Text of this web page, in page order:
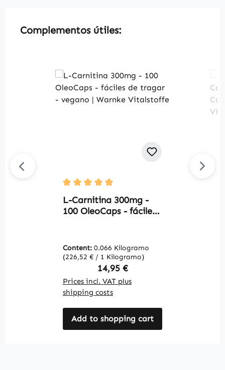
Skip product gallery
Complementos útiles:
Average rating of 5 out of 5 stars
L-Carnitina 300mg -
100 OleoCaps - fáciles
Content: 0.066 Kilogramo
(226,52 € / 1 Kilogramo)
Regular price:
14,95 €
Prices incl. VAT plus
shipping costs
Add to shopping cart